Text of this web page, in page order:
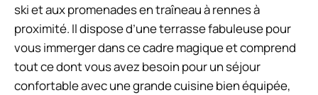
ski et aux promenades en traîneau à rennes à
proximité. Il dispose d’une terrasse fabuleuse pour
vous immerger dans ce cadre magique et comprend
tout ce dont vous avez besoin pour un séjour
confortable avec une grande cuisine bien équipée,